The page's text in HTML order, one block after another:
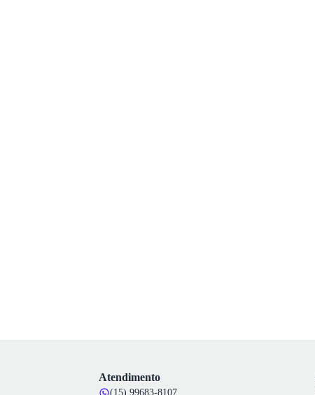
Atendimento
(15) 99683-8107